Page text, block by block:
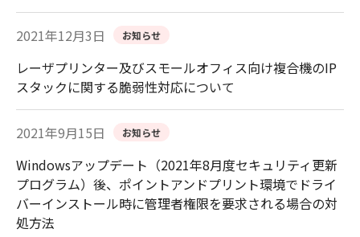
2021年12月3日 お知らせ
レーザプリンター及びスモールオフィス向け複合機のIP
スタックに関する脆弱性対応について
2021年9月15日 お知らせ
Windowsアップデート（2021年8月度セキュリティ更新
プログラム）後、ポイントアンドプリント環境でドライ
バーインストール時に管理者権限を要求される場合の対
処方法